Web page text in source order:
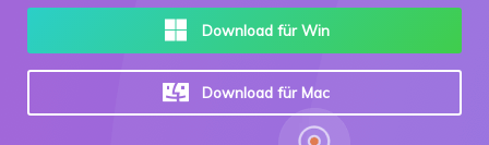
Download für Win
Download für Mac